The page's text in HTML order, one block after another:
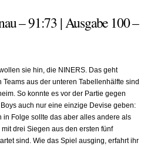
– 91:73 | Ausgabe 100 –
sie hin, die NINERS. Das geht
aus der unteren Tabellenhälfte sind
So konnte es vor der Partie gegen
auch nur eine einzige Devise geben:
in Folge sollte das aber alles andere als
drei Siegen aus den ersten fünf
sind. Wie das Spiel ausging, erfahrt ihr